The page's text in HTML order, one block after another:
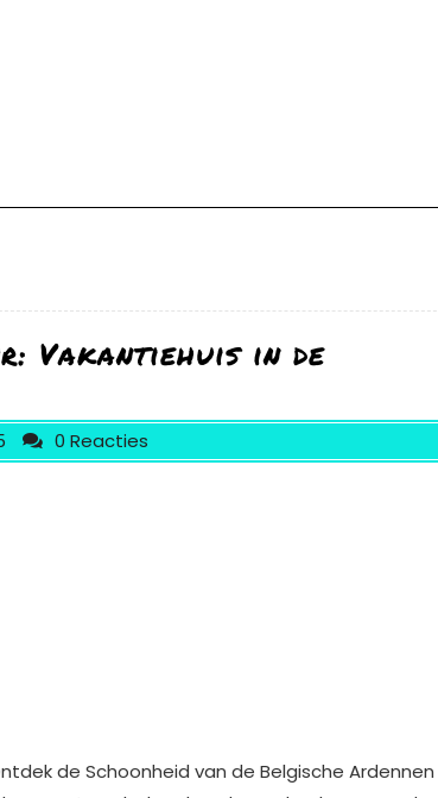
Vakantiehuis in de
0 Reacties
de Schoonheid van de Belgische Ardennen